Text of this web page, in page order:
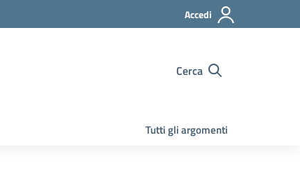
Accedi
Cerca
Tutti gli argomenti